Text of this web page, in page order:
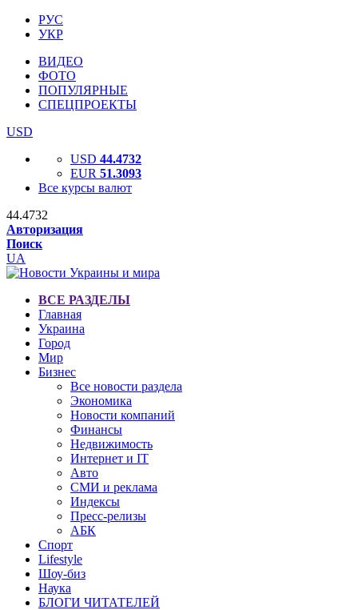
РУС
УКР
ВИДЕО
ФОТО
ПОПУЛЯРНЫЕ
СПЕЦПРОЕКТЫ
USD
USD 44.4732
EUR 51.3093
Все курсы валют
44.4732
Авторизация
Поиск
UA
ВСЕ РАЗДЕЛЫ
Главная
Украина
Город
Мир
Бизнес
Все новости раздела
Экономика
Новости компаний
Финансы
Недвижимость
Интернет и IT
Авто
СМИ и реклама
Индексы
Пресс-релизы
АБК
Спорт
Lifestyle
Шоу-биз
Наука
БЛОГИ ЧИТАТЕЛЕЙ